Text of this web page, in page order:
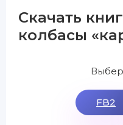
Скачать
колбасы
FB2